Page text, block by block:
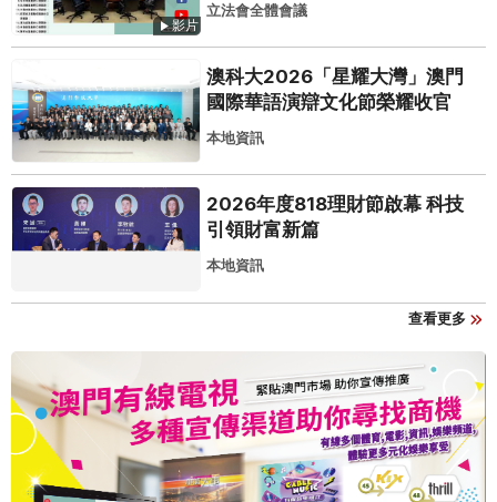
影片
立法會全體會議
澳科大2026「星耀大灣」澳門
國際華語演辯文化節榮耀收官
本地資訊
2026年度818理財節啟幕 科技
引領財富新篇
本地資訊
查看更多